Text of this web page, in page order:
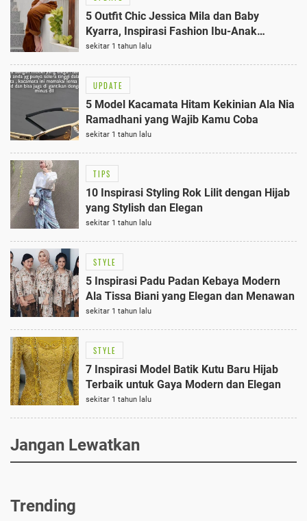
5 Outfit Chic Jessica Mila dan Baby
Kyarra, Inspirasi Fashion Ibu-Anak
Terbaik
sekitar 1 tahun lalu
UPDATE
5 Model Kacamata Hitam Kekinian Ala Nia
Ramadhani yang Wajib Kamu Coba
sekitar 1 tahun lalu
TIPS
10 Inspirasi Styling Rok Lilit dengan Hijab
yang Stylish dan Elegan
sekitar 1 tahun lalu
STYLE
5 Inspirasi Padu Padan Kebaya Modern
Ala Tissa Biani yang Elegan dan Menawan
sekitar 1 tahun lalu
STYLE
7 Inspirasi Model Batik Kutu Baru Hijab
Terbaik untuk Gaya Modern dan Elegan
sekitar 1 tahun lalu
Jangan Lewatkan
Trending